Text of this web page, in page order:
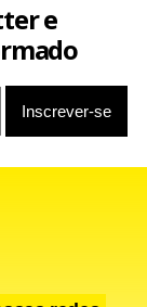
e não parou
e